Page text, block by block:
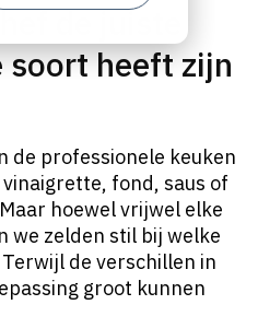
de juiste
soort heeft zijn
de professionele keuken
fond, saus of
hoewel vrijwel elke
we zelden stil bij welke
de verschillen in
groot kunnen